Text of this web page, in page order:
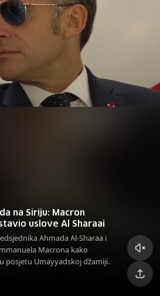
na Siriju: Macron
uslove Al Sharaai
Ahmada Al-Sharaa i
Macrona kako
posjetu Umayyadskoj džamiji.